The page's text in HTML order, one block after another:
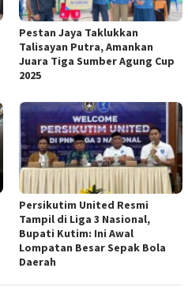
Pestan Jaya Taklukkan
Talisayan Putra, Amankan
Juara Tiga Sumber Agung Cup
2025
Persikutim United Resmi
Tampil di Liga 3 Nasional,
Bupati Kutim: Ini Awal
Lompatan Besar Sepak Bola
Daerah